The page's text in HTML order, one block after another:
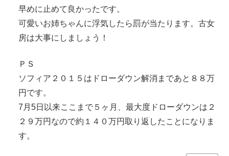
早めに止めて良かったです。
可愛いお姉ちゃんに浮気したら罰が当たります。古女
房は大事にしましょう！
ＰＳ
ソフィア２０１５はドローダウン解消まであと８８万
円です。
7月5日以来ここまで５ヶ月、最大度ドローダウンは２
２９万円なので約１４０万円取り返したことになりま
す。